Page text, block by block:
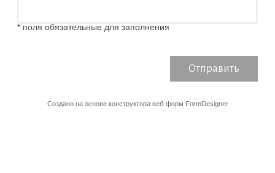
* поля обязательные для заполнения
Отправить
Создано на основе конструктора веб-форм FormDesigner